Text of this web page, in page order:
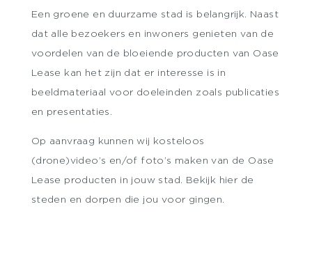
Een groene en duurzame stad is belangrijk. Naast
dat alle bezoekers en inwoners genieten van de
voordelen van de bloeiende producten van Oase
Lease kan het zijn dat er interesse is in
beeldmateriaal voor doeleinden zoals publicaties
en presentaties.
Op aanvraag kunnen wij kosteloos
(drone)video’s en/of foto’s maken van de Oase
Lease producten in jouw stad. Bekijk hier de
steden en dorpen die jou voor gingen.